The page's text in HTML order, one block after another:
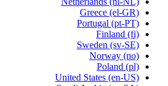
Greece (el-GR)
Portugal (pt-PT)
Finland (fi)
Sweden (sv-SE)
Norway (no)
Poland (pl)
United States (en-US)